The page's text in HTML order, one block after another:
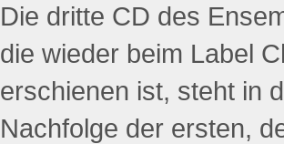
Die dritte CD des
die wieder beim Label
erschienen ist, steht in
Nachfolge der ersten,